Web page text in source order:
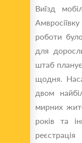
Виїзд
роботи
для
штаб
щодня.
двом
мирних
років та